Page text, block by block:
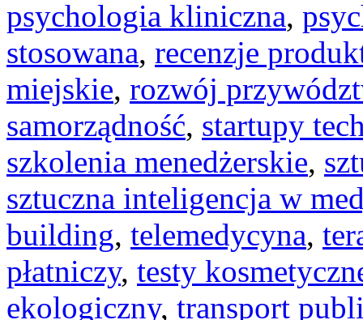
psychologia kliniczna,
stosowana, recenzje
miejskie, rozwój
samorządność, startupy
szkolenia menedżerskie,
sztuczna inteligencja w
building, telemedycyna,
płatniczy, testy
ekologiczny, transport